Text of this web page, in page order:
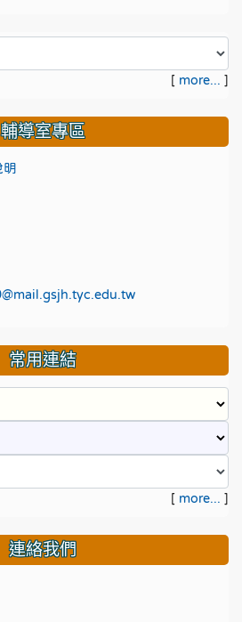
[ more... ]
輔導室專區
常用連結
[ more... ]
連絡我們